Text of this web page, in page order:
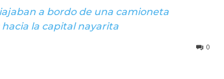
a bordo de una camioneta
la capital nayarita
0